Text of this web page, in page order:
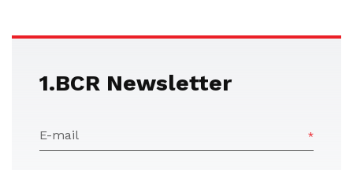
1.BCR Newsletter
E-mail